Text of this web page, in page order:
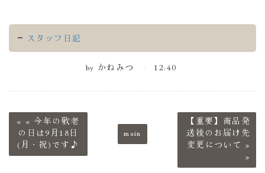
スタッフ日記
by かねみつ 12:40
« 今年の敬老
の日は9月18日
(月・祝)です♪
main
【重要】商品発
送後のお届け先
変更について »